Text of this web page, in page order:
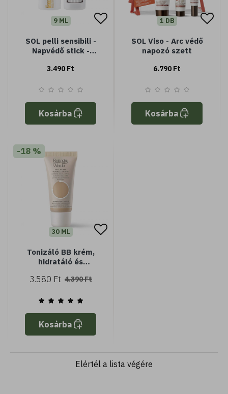
9 ML
SOL pelli sensibili -
Napvédő stick -
érzékeny bőrre -
magas védelem
3.490 Ft
Kosárba
1 DB
SOL Viso - Arc védő
napozó szett
6.790 Ft
Kosárba
-18 %
30 ML
Tonizáló BB krém,
hidratáló és
bazsarózsa
természetes
3.580 Ft 4.390 Ft
Kosárba
Elértél a lista végére